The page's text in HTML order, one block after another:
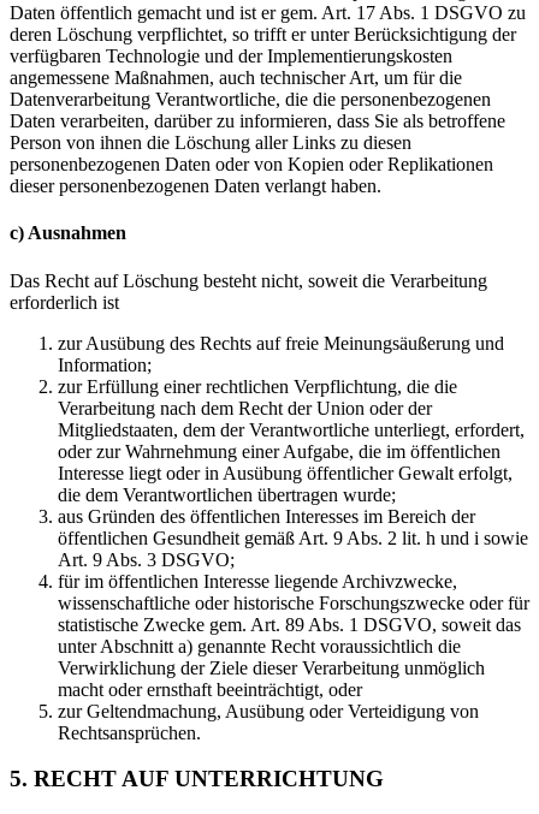
Daten öffentlich gemacht und ist er gem. Art. 17 Abs. 1 DSGVO zu
deren Löschung verpflichtet, so trifft er unter Berücksichtigung der
verfügbaren Technologie und der Implementierungskosten
angemessene Maßnahmen, auch technischer Art, um für die
Datenverarbeitung Verantwortliche, die die personenbezogenen
Daten verarbeiten, darüber zu informieren, dass Sie als betroffene
Person von ihnen die Löschung aller Links zu diesen
personenbezogenen Daten oder von Kopien oder Replikationen
dieser personenbezogenen Daten verlangt haben.
c) Ausnahmen
Das Recht auf Löschung besteht nicht, soweit die Verarbeitung
erforderlich ist
zur Ausübung des Rechts auf freie Meinungsäußerung und
Information;
zur Erfüllung einer rechtlichen Verpflichtung, die die
Verarbeitung nach dem Recht der Union oder der
Mitgliedstaaten, dem der Verantwortliche unterliegt, erfordert,
oder zur Wahrnehmung einer Aufgabe, die im öffentlichen
Interesse liegt oder in Ausübung öffentlicher Gewalt erfolgt,
die dem Verantwortlichen übertragen wurde;
aus Gründen des öffentlichen Interesses im Bereich der
öffentlichen Gesundheit gemäß Art. 9 Abs. 2 lit. h und i sowie
Art. 9 Abs. 3 DSGVO;
für im öffentlichen Interesse liegende Archivzwecke,
wissenschaftliche oder historische Forschungszwecke oder für
statistische Zwecke gem. Art. 89 Abs. 1 DSGVO, soweit das
unter Abschnitt a) genannte Recht voraussichtlich die
Verwirklichung der Ziele dieser Verarbeitung unmöglich
macht oder ernsthaft beeinträchtigt, oder
zur Geltendmachung, Ausübung oder Verteidigung von
Rechtsansprüchen.
5. RECHT AUF UNTERRICHTUNG